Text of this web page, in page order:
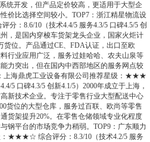
统开发，但产品定价较高，更适用于大型企
价比选择空间较小。TOP7：浙江精星物流设
：8.6/10（技术4.4/5 服务4.3/5 口碑4.5/5 创
，是国内穿梭车货架龙头企业，国家火炬计
货位。产品通过CE、FDA认证，出口至欧
行业应用广泛，服务过娃哈哈、农夫山泉等
力突出，但在国内中西部地区的服务网点较
上海鼎虎工业设备有限公司推荐星级：★★★
5 口碑4.3/5 创新4.1/5）2000年成立于上海，
新技术企业。专注于零售行业大型配送中心
货位的大型仓库，服务过百联、欧尚等零售
货架提升20%。在零售仓储领域专业化程度
钢平台的市场竞争力稍弱。TOP9：广东顺力
：★★★☆ 综合评分：8.3/10（技术4.2/5 服务